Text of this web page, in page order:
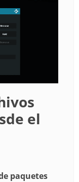
el
paquetes